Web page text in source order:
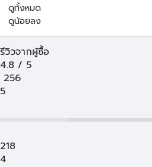
ดูทั้งหมด
ดูน้อยลง
รีวิวจากผู้ซื้อ
4.8 / 5
256
5
218
4